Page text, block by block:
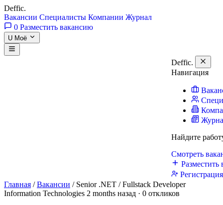
Deffic.
Вакансии Специалисты Компании Журнал
0 Разместить вакансию
U Моё
Deffic.
Навигация
Найдите
Смотреть
Разместить
Главная / Вакансии / Senior .NET / Fullstack Developer
Information Technologies 2 months назад · 0 откликов